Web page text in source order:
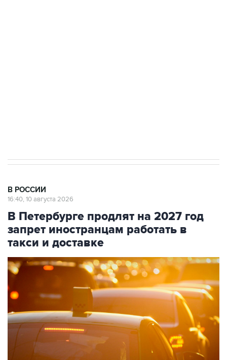
В РОССИИ
16:40, 10 августа 2026
В Петербурге продлят на 2027 год
запрет иностранцам работать в
такси и доставке